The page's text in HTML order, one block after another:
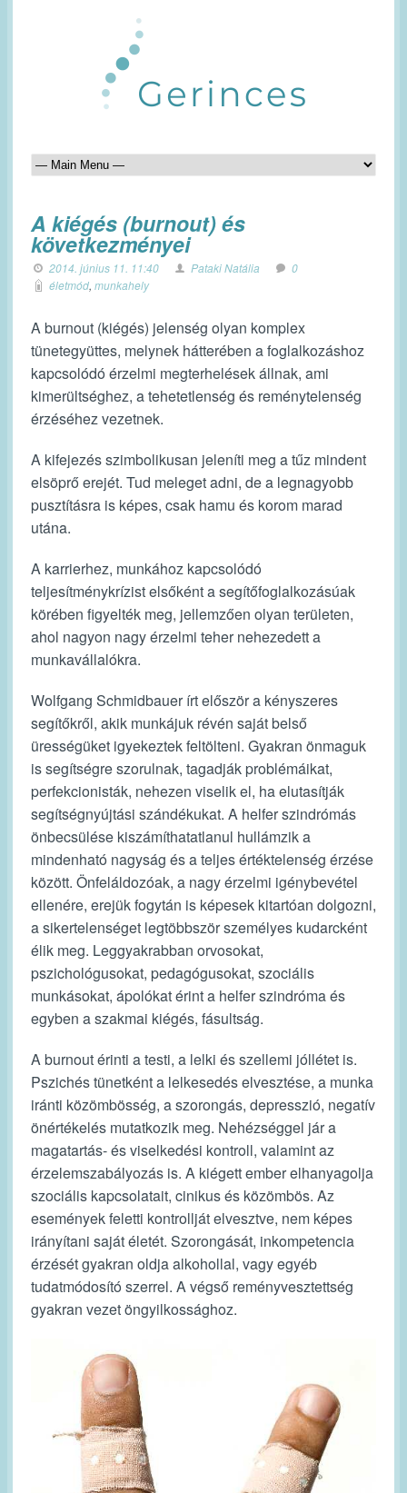
A kiégés (burnout) és
következményei
2014. június 11. 11:40 Pataki Natália
0
életmód, munkahely
A burnout (kiégés) jelenség olyan komplex
tünetegyüttes, melynek hátterében a foglalkozáshoz
kapcsolódó érzelmi megterhelések állnak, ami
kimerültséghez, a tehetetlenség és reménytelenség
érzéséhez vezetnek.
A kifejezés szimbolikusan jeleníti meg a tűz mindent
elsöprő erejét. Tud meleget adni, de a legnagyobb
pusztításra is képes, csak hamu és korom marad
utána.
A karrierhez, munkához kapcsolódó
teljesítménykrízist elsőként a segítőfoglalkozásúak
körében figyelték meg, jellemzően olyan területen,
ahol nagyon nagy érzelmi teher nehezedett a
munkavállalókra.
Wolfgang Schmidbauer írt először a kényszeres
segítőkről, akik munkájuk révén saját belső
ürességüket igyekeztek feltölteni. Gyakran önmaguk
is segítségre szorulnak, tagadják problémáikat,
perfekcionisták, nehezen viselik el, ha elutasítják
segítségnyújtási szándékukat. A helfer szindrómás
önbecsülése kiszámíthatatlanul hullámzik a
mindenható nagyság és a teljes értéktelenség érzése
között. Önfeláldozóak, a nagy érzelmi igénybevétel
ellenére, erejük fogytán is képesek kitartóan dolgozni,
a sikertelenséget legtöbbször személyes kudarcként
élik meg. Leggyakrabban orvosokat,
pszichológusokat, pedagógusokat, szociális
munkásokat, ápolókat érint a helfer szindróma és
egyben a szakmai kiégés, fásultság.
A burnout érinti a testi, a lelki és szellemi jóllétet is.
Pszichés tünetként a lelkesedés elvesztése, a munka
iránti közömbösség, a szorongás, depresszió, negatív
önértékelés mutatkozik meg. Nehézséggel jár a
magatartás- és viselkedési kontroll, valamint az
érzelemszabályozás is. A kiégett ember elhanyagolja
szociális kapcsolatait, cinikus és közömbös. Az
események feletti kontrollját elvesztve, nem képes
irányítani saját életét. Szorongását, inkompetencia
érzését gyakran oldja alkohollal, vagy egyéb
tudatmódosító szerrel. A végső reményvesztettség
gyakran vezet öngyilkossághoz.